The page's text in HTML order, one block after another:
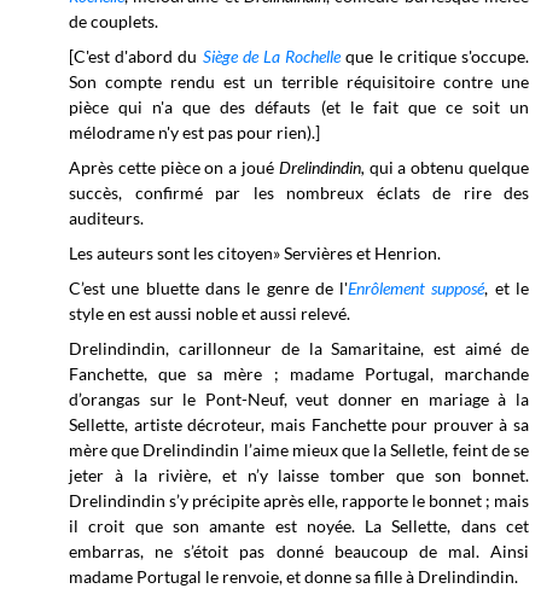
de couplets.
[C'est d'abord du Siège de La Rochelleque le critique s'occupe.
Son compte rendu est un terrible réquisitoire contre une
pièce qui n'a que des défauts (et le fait que ce soit un
mélodrame n'y est pas pour rien).]
Après cette pièce on a joué Drelindindin, qui a obtenu quelque
succès, confirmé par les nombreux éclats de rire des
auditeurs.
Les auteurs sont les citoyen» Servières et Henrion.
C’est une bluette dans le genre de l'Enrôlement supposé, et le
style en est aussi noble et aussi relevé.
Drelindindin, carillonneur de la Samaritaine, est aimé de
Fanchette, que sa mère ; madame Portugal, marchande
d’orangas sur le Pont-Neuf, veut donner en mariage à la
Sellette, artiste décroteur, mais Fanchette pour prouver à sa
mère que Drelindindin l’aime mieux que la Selletle, feint de se
jeter à la rivière, et n’y laisse tomber que son bonnet.
Drelindindin s’y précipite après elle, rapporte le bonnet ; mais
il croit que son amante est noyée. La Sellette, dans cet
embarras, ne s’étoit pas donné beaucoup de mal. Ainsi
madame Portugal le renvoie, et donne sa fille à Drelindindin.